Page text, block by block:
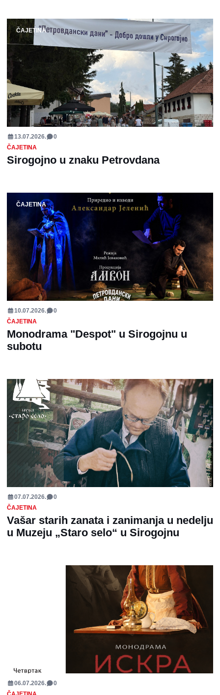
ČAJETINA
13.07.2026.
0
ČAJETINA
Sirogojno u znaku Petrovdana
ČAJETINA
10.07.2026.
0
ČAJETINA
Monodrama "Despot" u Sirogojnu u
subotu
ČAJETINA
07.07.2026.
0
ČAJETINA
Vašar starih zanata i zanimanja u nedelju
u Muzeju „Staro selo“ u Sirogojnu
06.07.2026.
0